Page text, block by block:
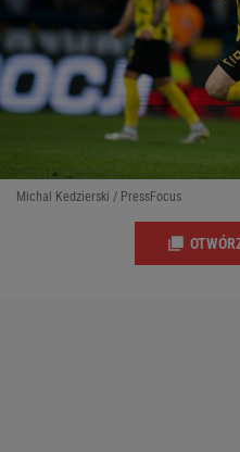
Michal Kedzierski / PressFocus